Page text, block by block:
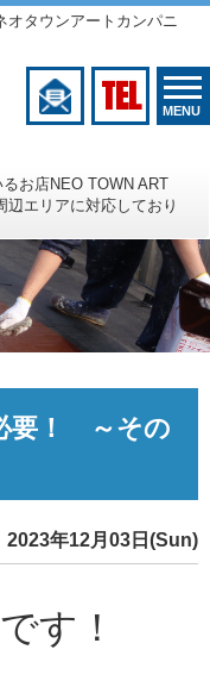
オタウンアートカンパニ
るお店NEO TOWN ART
辺エリアに対応しており
TEL MENU
要！ ～その
2023年12月03日(Sun)
す！